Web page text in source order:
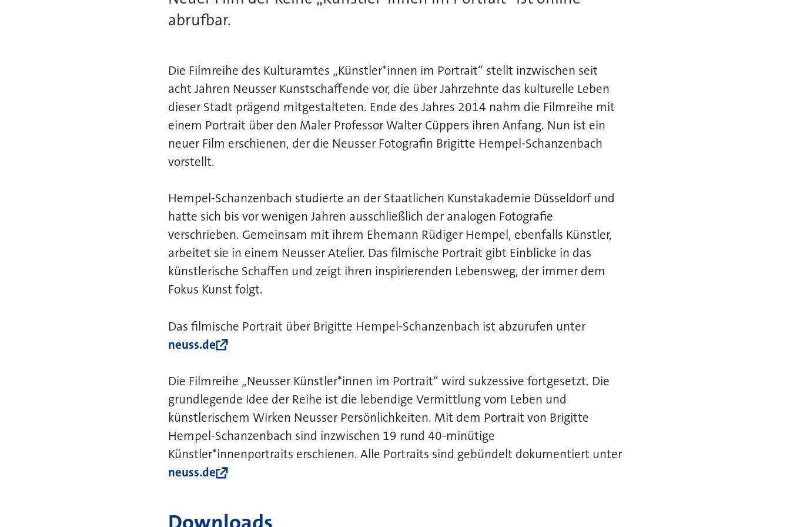
abrufbar.
Die Filmreihe des Kulturamtes „Künstler*innen im Portrait“ stellt inzwischen seit
acht Jahren Neusser Kunstschaffende vor, die über Jahrzehnte das kulturelle Leben
dieser Stadt prägend mitgestalteten. Ende des Jahres 2014 nahm die Filmreihe mit
einem Portrait über den Maler Professor Walter Cüppers ihren Anfang. Nun ist ein
neuer Film erschienen, der die Neusser Fotografin Brigitte Hempel-Schanzenbach
vorstellt.
Hempel-Schanzenbach studierte an der Staatlichen Kunstakademie Düsseldorf und
hatte sich bis vor wenigen Jahren ausschließlich der analogen Fotografie
verschrieben. Gemeinsam mit ihrem Ehemann Rüdiger Hempel, ebenfalls Künstler,
arbeitet sie in einem Neusser Atelier. Das filmische Portrait gibt Einblicke in das
künstlerische Schaffen und zeigt ihren inspirierenden Lebensweg, der immer dem
Fokus Kunst folgt.
Das filmische Portrait über Brigitte Hempel-Schanzenbach ist abzurufen unter
neuss.de
Die Filmreihe „Neusser Künstler*innen im Portrait“ wird sukzessive fortgesetzt. Die
grundlegende Idee der Reihe ist die lebendige Vermittlung vom Leben und
künstlerischem Wirken Neusser Persönlichkeiten. Mit dem Portrait von Brigitte
Hempel-Schanzenbach sind inzwischen 19 rund 40-minütige
Künstler*innenportraits erschienen. Alle Portraits sind gebündelt dokumentiert unter
neuss.de